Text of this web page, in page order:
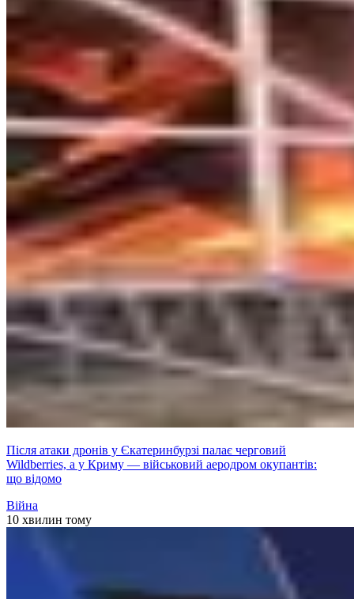
Після атаки дронів у Єкатеринбурзі палає черговий
Wildberries, а у Криму — військовий аеродром окупантів:
що відомо
Війна
10 хвилин тому